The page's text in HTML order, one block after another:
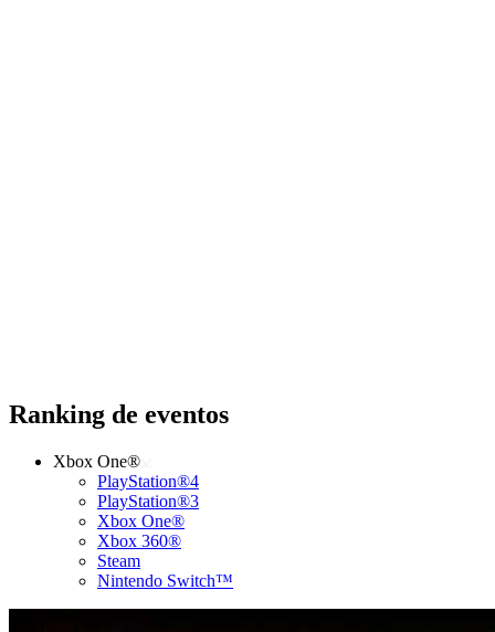
Ranking de eventos
Xbox One®
PlayStation®4
PlayStation®3
Xbox One®
Xbox 360®
Steam
Nintendo Switch™